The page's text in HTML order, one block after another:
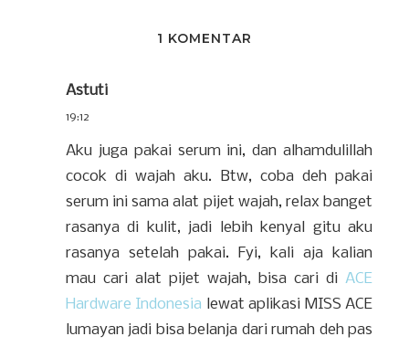
1 KOMENTAR
Astuti
19:12
Aku juga pakai serum ini, dan alhamdulillah
cocok di wajah aku. Btw, coba deh pakai
serum ini sama alat pijet wajah, relax banget
rasanya di kulit, jadi lebih kenyal gitu aku
rasanya setelah pakai. Fyi, kali aja kalian
mau cari alat pijet wajah, bisa cari di ACE
Hardware Indonesia lewat aplikasi MISS ACE
lumayan jadi bisa belanja dari rumah deh pas